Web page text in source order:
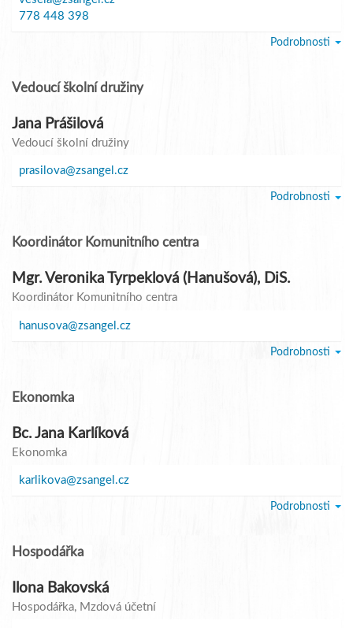
778 448 398
Podrobnosti
Vedoucí školní družiny
Jana Prášilová
Vedoucí školní družiny
prasilova@zsangel.cz
Podrobnosti
Koordinátor Komunitního centra
Mgr. Veronika Tyrpeklová (Hanušová), DiS.
Koordinátor Komunitního centra
hanusova@zsangel.cz
Podrobnosti
Ekonomka
Bc. Jana Karlíková
Ekonomka
karlikova@zsangel.cz
Podrobnosti
Hospodářka
Ilona Bakovská
Hospodářka, Mzdová účetní